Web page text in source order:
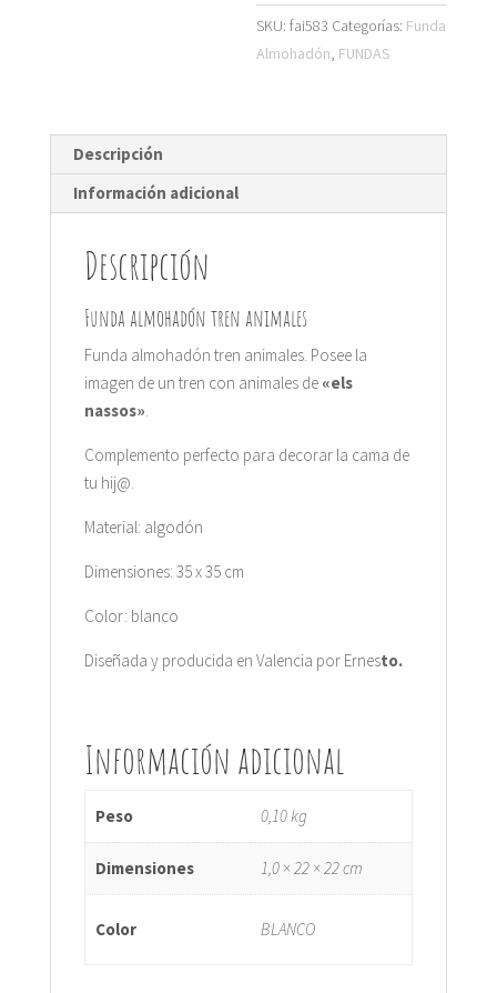
SKU:fai583 Categorías: Funda
Almohadón, FUNDAS
Descripción
Información adicional
Descripción
Funda almohadón tren animales
Funda almohadón tren animales. Posee la
imagen de un tren con animales de «els
nassos»
Complemento perfecto para decorar la cama de
tu hij@.
Material: algodón
Dimensiones: 35 x 35 cm
Color: blanco
Diseñada y producida en Valencia por Ernesto.
Información adicional
Peso 0,10 kg
Dimensiones 1,0 × 22 × 22 cm
Color BLANCO